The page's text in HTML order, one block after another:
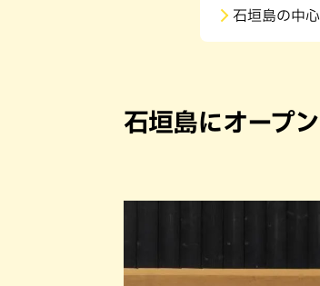
石垣島の中
石垣島にオープ